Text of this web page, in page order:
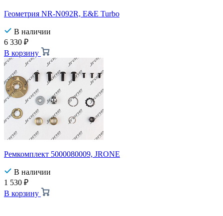
Геометрия NR-N092R, E&E Turbo
В наличии
6 330 ₽
В корзину
Ремкомплект 5000080009, JRONE
В наличии
1 530 ₽
В корзину